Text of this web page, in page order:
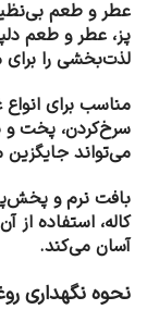
عطر و طعم
پز، عطر و طعم
لذت‌بخشی را برای
مناسب برای انواع
سرخ‌کردن، پخت
می‌تواند
بافت نرم و
کاله، استفاده از
آسان می‌کند.
نحوه نگهداری